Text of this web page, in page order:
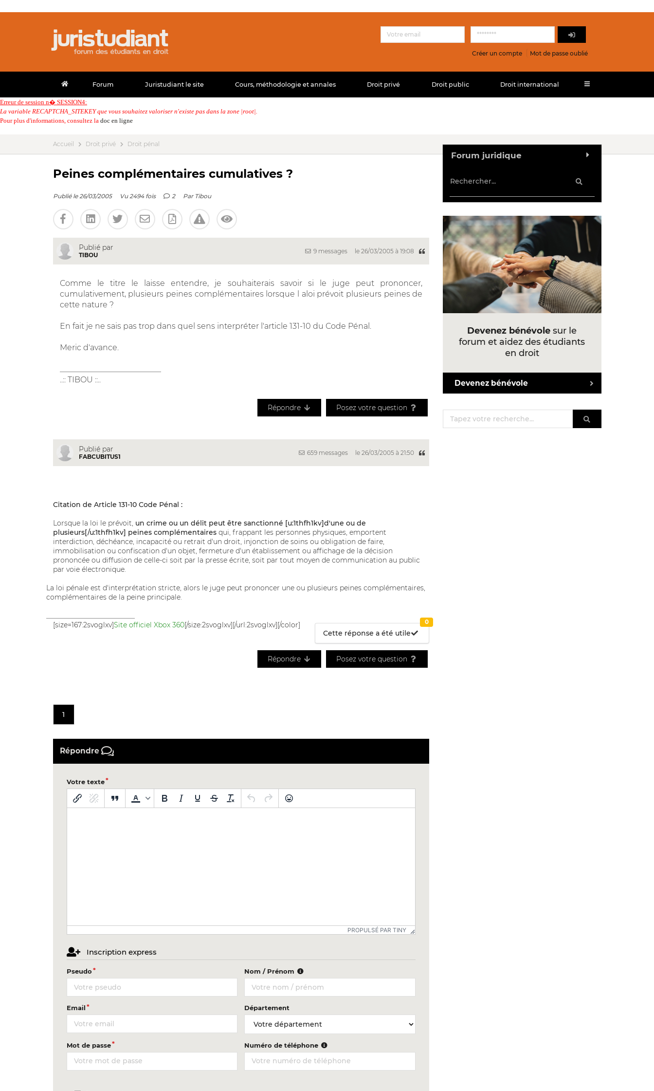
Créer un compte Mot de passe oublié
Forum Juristudiant le site Cours, méthodologie et annales Droit privé Droit public Droit international
Erreur de session n� SESSION4:
La variable RECAPTCHA_SITEKEY que vous souhaitez valoriser n'existe pas dans la zone |root|.
Pour plus d'informations, consultez la doc en ligne
Accueil Droit privé Droit pénal
Peines complémentaires cumulatives ?
Publié le 26/03/2005 Vu 2494 fois 2 Par Tibou
Publié par
TIBOU
9 messages le 26/03/2005 à 19:08
Comme le titre le laisse entendre, je souhaiterais savoir si le juge peut prononcer,
cumulativement, plusieurs peines complémentaires lorsque l aloi prévoit plusieurs peines de
cette nature ?
En fait je ne sais pas trop dans quel sens interpréter l'article 131-10 du Code Pénal.
Meric d'avance.
..:: TIBOU ::..
Répondre Posez votre question
Publié par
FABCUBITUS1
659 messages le 26/03/2005 à 21:50
Citation de Article 131-10 Code Pénal :
Lorsque la loi le prévoit, un crime ou un délit peut être sanctionné [u:1thfh1kv]d'une ou de
plusieurs[/u:1thfh1kv] peines complémentairesqui, frappant les personnes physiques, emportent
interdiction, déchéance, incapacité ou retrait d'un droit, injonction de soins ou obligation de faire,
immobilisation ou confiscation d'un objet, fermeture d'un établissement ou affichage de la décision
prononcée ou diffusion de celle-ci soit par la presse écrite, soit par tout moyen de communication au public
par voie électronique.
La loi pénale est d'interprétation stricte, alors le juge peut prononcer une ou plusieurs peines complémentaires,
complémentaires de la peine principale.
[size=167:2svoglxv]Site officiel Xbox 360[/size:2svoglxv][/url:2svoglxv][/color]
Cette réponse a été utile
0
Répondre Posez votre question
1
Répondre
Votre texte
PROPULSÉ PAR TINY
Inscription express
Pseudo Nom / Prénom
Email Département
Mot de passe Numéro de téléphone
Forum juridique
Devenez bénévole sur le
forum et aidez des étudiants
en droit
Devenez bénévole